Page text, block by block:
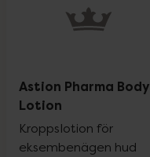
Astion Pharma Body
Lotion
Kroppslotion för
eksembenägen hud